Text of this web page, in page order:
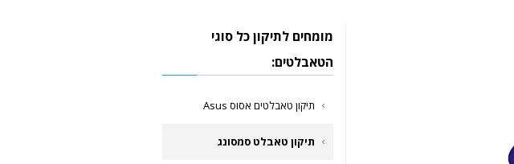
מומחים לתיקון כל סוגי
הטאבלטים:
תיקון טאבלטים אסוס Asus
תיקון טאבלט סמסונג